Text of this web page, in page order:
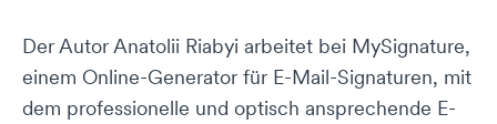
Der Autor Anatolii Riabyi arbeitet bei MySignature,
einem Online-Generator für E-Mail-Signaturen, mit
dem professionelle und optisch ansprechende E-